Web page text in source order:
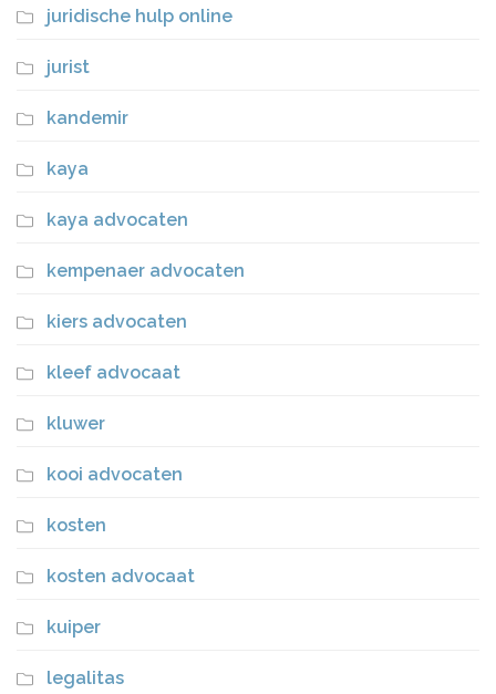
juridische hulp online
jurist
kandemir
kaya
kaya advocaten
kempenaer advocaten
kiers advocaten
kleef advocaat
kluwer
kooi advocaten
kosten
kosten advocaat
kuiper
legalitas